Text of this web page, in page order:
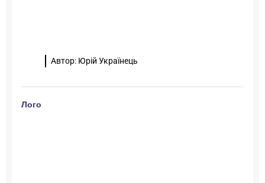
Автор: Юрій Українець
Лого